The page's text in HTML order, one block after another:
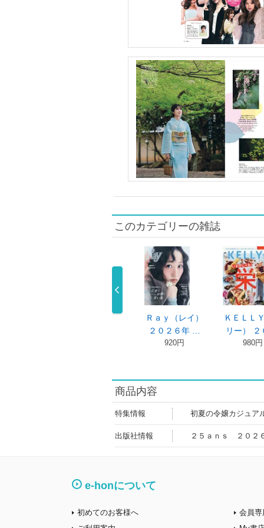
このカテゴリーの雑誌
Ｃａｎ Ｃａｍ
ＶｉＶｉ ＳＰ
ＥＣＩＡＬ …
920円
ＳＡＶ
ヴィ
商品内容
特集情報 初夏の令嬢カジュア
出版社情報 ２５ａｎｓ ２０２
e-honについて
初めてのお客様へ
会員専